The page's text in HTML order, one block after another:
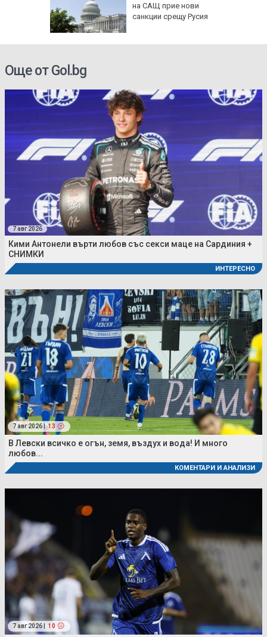
на САЩ прие нови
санкции срещу Русия
Още от Gol.bg
7 авг 2026
Кими Антонели върти любов със секси маце на Сардиния +
СНИМКИ
ИНТЕРЕСНО
7 авг 2026 | 13
В Левски всичко е огън, земя, въздух и вода! И много
любов...
КОМЕНТАРИ И АНАЛИЗИ
7 авг 2026 | 10